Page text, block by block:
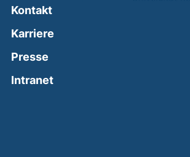
Kontakt
Karriere
Presse
Intranet(external link, opens in a